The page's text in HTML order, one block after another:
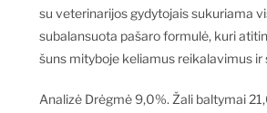
su veterinarijos gydytojais sukuriama
subalansuota pašaro formulė, kuri
šuns mityboje keliamus reikalavimus ir
Analizė Drėgmė 9,0%. Žali baltymai